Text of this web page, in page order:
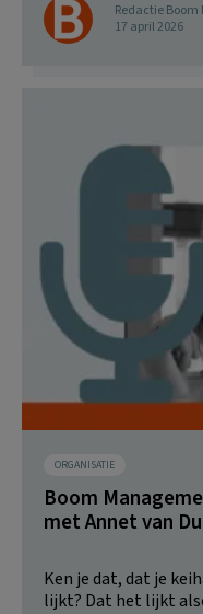
Redactie
17 april 2026
ORGANISATIE
Boom
met Annet van
Ken je dat, dat je
lijkt? Dat het lijkt